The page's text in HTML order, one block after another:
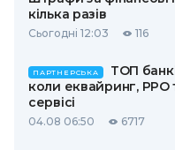
кілька разів
Сьогодні 12:03 116
ПАРТНЕРСЬКА
ТОП
коли еквайринг, РРО
сервісі
04.08 06:50 6717